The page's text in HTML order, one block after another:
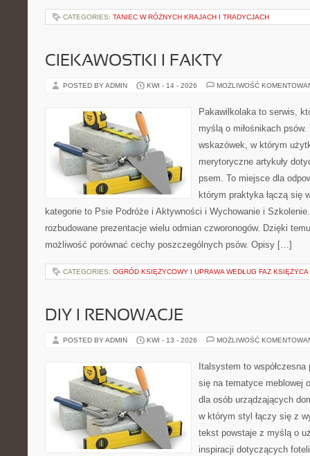
CATEGORIES: TANIEC W RÓŻNYCH KRAJACH I TRADYCJACH
CIEKAWOSTKI I FAKTY
POSTED BY ADMIN KWI - 14 - 2026 MOŻLIWOŚĆ
Pakawilkolaka to serwis,
myślą o miłośnikach
wskazówek, w którym
merytoryczne artykuły
psem. To miejsce dla
którym praktyka łączą się
kategorie to Psie Podróże i Aktywności i Wychowanie i
rozbudowane prezentacje wielu odmian czworonogów. Dzięki
możliwość porównać cechy poszczególnych psów. Opisy […]
CATEGORIES: OGRÓD KSIĘŻYCOWY I UPRAWA WEDŁUG FAZ KSIĘŻYCA
DIY I RENOWACJE
POSTED BY ADMIN KWI - 13 - 2026 MOŻLIWOŚĆ
Italsystem to
się na tematyce meblowej
dla osób urządzających
w którym styl łączy się z
tekst powstaje z myślą o
inspiracji dotyczących